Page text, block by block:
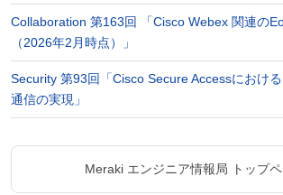
Collaboration 第163回 「Cisco Webex 関連の
（2026年2月時点）」
Security 第93回「Cisco Secure Accessにおけ
通信の実現」
Meraki エンジニア情報局 トップ